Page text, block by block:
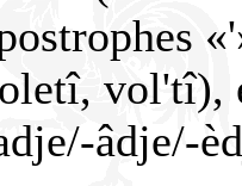
vol'tî),
âdje/-